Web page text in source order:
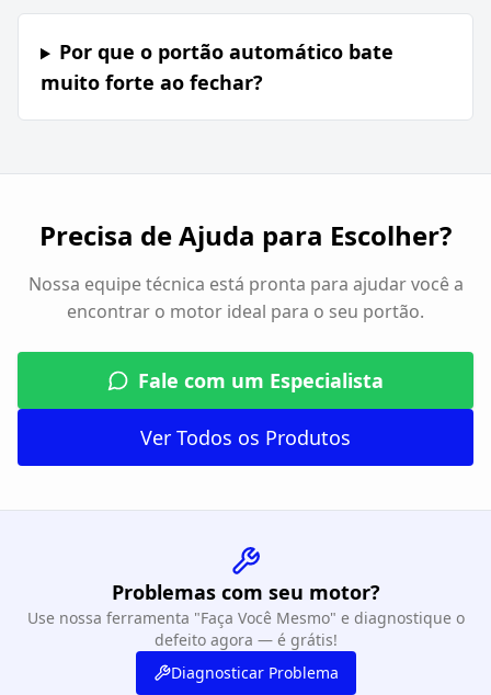
Por que o portão automático bate
muito forte ao fechar?
Precisa de Ajuda para Escolher?
Nossa equipe técnica está pronta para ajudar você a
encontrar o motor ideal para o seu portão.
Fale com um Especialista
Ver Todos os Produtos
Problemas com seu motor?
Use nossa ferramenta "Faça Você Mesmo" e diagnostique o
defeito agora — é grátis!
Diagnosticar Problema